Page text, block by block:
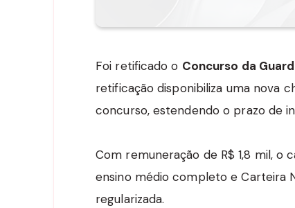
Foi retificado o Concurso da
retificação disponibiliza uma nova
concurso, estendendo o prazo de
Com remuneração de R$ 1,8 mil,
ensino médio completo e Carteira
regularizada.